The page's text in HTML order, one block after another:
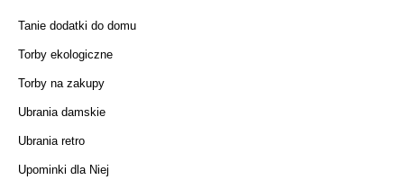
Tanie dodatki do domu
Torby ekologiczne
Torby na zakupy
Ubrania damskie
Ubrania retro
Upominki dla Niej